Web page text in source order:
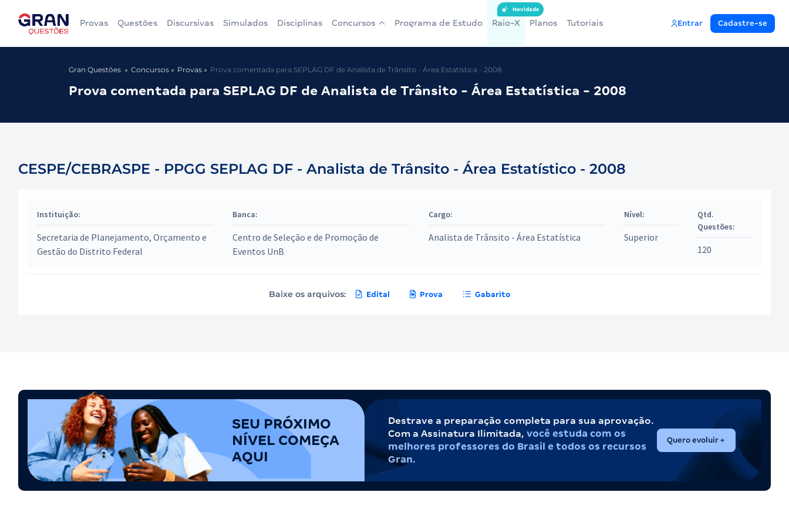
Provas Questões Discursivas Simulados Disciplinas Concursos Programa de Estudo Raio-X
Novidade
Planos Tutoriais Entrar Cadastre-se
Gran Questões Concursos Provas Prova comentada para SEPLAG DF de Analista de Trânsito - Área Estatística - 2008
Prova comentada para SEPLAG DF de Analista de Trânsito - Área Estatística - 2008
CESPE/CEBRASPE - PPGG SEPLAG DF - Analista de Trânsito - Área Estatístico - 2008
Instituição:
Secretaria de Planejamento, Orçamento e
Gestão do Distrito Federal
Banca:
Centro de Seleção e de Promoção de
Eventos UnB
Cargo:
Analista de Trânsito - Área Estatística
Nível:
Superior
Qtd.
Questões:
120
Baixe os arquivos: Edital Prova Gabarito
SEU PRÓXIMO
NÍVEL COMEÇA
AQUI
Destrave a preparação completa para sua aprovação.
Com a Assinatura Ilimitada, você estuda com os
melhores professores do Brasil e todos os recursos
Gran.
Quero evoluir(abre em nova aba)